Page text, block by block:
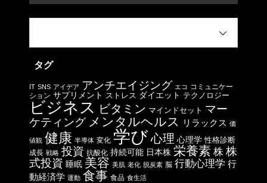
タグ
IT SNS アイデア アンチエイジング エコ
コミュニケー
ション サプリメント ストレス ダイエット テクノロジー
ビジネス ビタミン マインドセット マー
ケティング メンタルヘルス リラックス 価
値観 健康 半導体 変化 学び心理 心理学 性格診断
成長 戦略 投資 抗酸化 持続可能 日本株 栄養素 株 株
式投資 睡眠 美容 美肌 老化 脱炭素 脳 行動心理学 行
動経済学 運動 食事 食品 食生活